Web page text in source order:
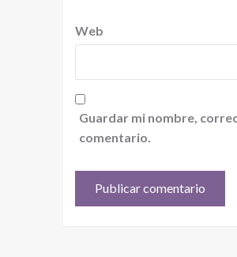
Web
Guardar mi nombre,
comentario.